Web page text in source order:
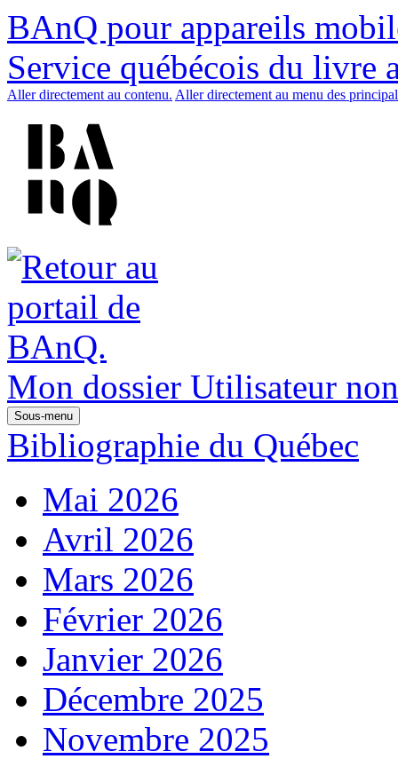
BAnQ pour appareils
Service québécois du livre
Aller directement au contenu. Aller directement au menu des
Mon dossier Utilisateur
Sous-menu
Bibliographie du Québec
Mai 2026
Avril 2026
Mars 2026
Février 2026
Janvier 2026
Décembre 2025
Novembre 2025